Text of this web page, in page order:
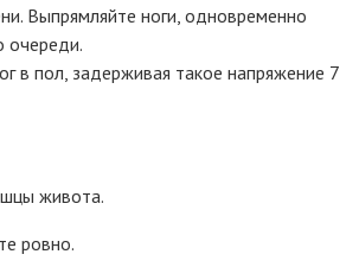
Выпрямляйте ноги, одновременно
очереди.
в пол, задерживая такое напряжение 7
живота.
ровно.